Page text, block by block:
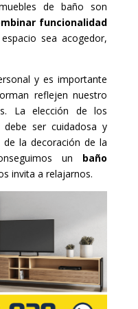
de baño son
funcionalidad
sea acogedor,
y es importante
reflejen nuestro
La elección de los
ser cuidadosa y
la decoración de la
un baño
invita a relajarnos.